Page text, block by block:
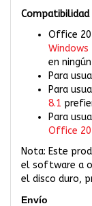
Office
Windows
en
Para
Para
8.1
Para
Office
Nota: Este
el software a
el disco duro,
Envío